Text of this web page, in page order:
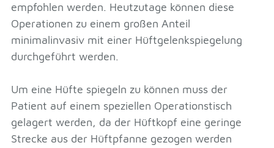
empfohlen werden. Heutzutage können diese
Operationen zu einem großen Anteil
minimalinvasiv mit einer Hüftgelenkspiegelung
durchgeführt werden.
Um eine Hüfte spiegeln zu können muss der
Patient auf einem speziellen Operationstisch
gelagert werden, da der Hüftkopf eine geringe
Strecke aus der Hüftpfanne gezogen werden